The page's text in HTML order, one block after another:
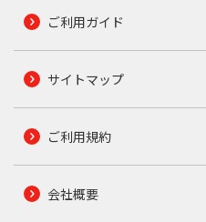
ご利用ガイド
サイトマップ
ご利用規約
会社概要